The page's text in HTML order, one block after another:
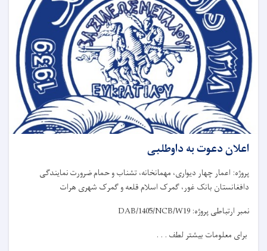
اعلان دعوت به داوطلبی
پروژه: اعمار چهار دیواری، مهمانخانه، تشناب و حمام ضرورت نمایندگی
دافغانستان بانک غور، گمرک اسلام قلعه و گمرک شهری هرات
نمبر ارتباطی پروژه: DAB/1405/NCB/W19
برای معلومات بیشتر لطف . . .